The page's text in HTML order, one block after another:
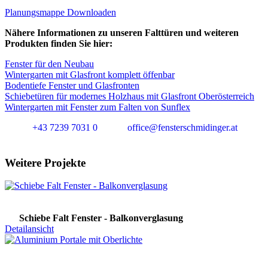
Planungsmappe Downloaden
Nähere Informationen zu unseren Falttüren und weiteren
Produkten finden Sie hier:
Fenster für den Neubau
Wintergarten mit Glasfront komplett öffenbar
Bodentiefe Fenster und Glasfronten
Schiebetüren für modernes Holzhaus mit Glasfront Oberösterreich
Wintergarten mit Fenster zum Falten von Sunflex
+43 7239 7031 0
office@fensterschmidinger.at
Weitere Projekte
Schiebe Falt Fenster - Balkonverglasung
Detailansicht